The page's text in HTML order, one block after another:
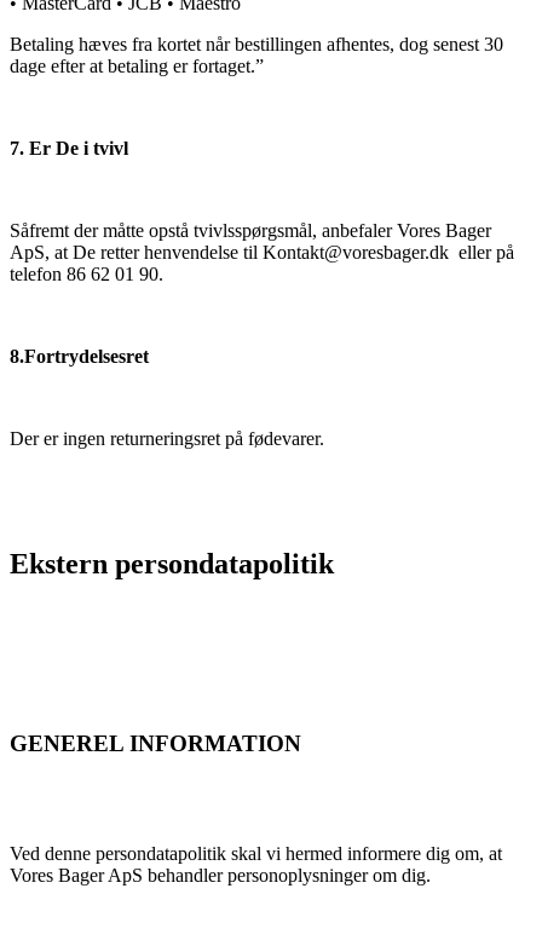
Betaling hæves fra kortet når bestillingen afhentes, dog senest 30
dage efter at betaling er fortaget.”
7. Er De i tvivl
Såfremt der måtte opstå tvivlsspørgsmål, anbefaler Vores Bager
ApS, at De retter henvendelse til Kontakt@voresbager.dk eller på
telefon 86 62 01 90.
8.Fortrydelsesret
Der er ingen returneringsret på fødevarer.
Ekstern persondatapolitik
GENEREL INFORMATION
Ved denne persondatapolitik skal vi hermed informere dig om, at
Vores Bager ApS behandler personoplysninger om dig.